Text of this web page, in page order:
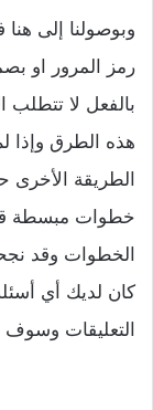
وبوصولنا إلى
رمز المرور او
بالفعل لا تتطلب
هذه الطرق وإذا
الطريقة الأخرى
خطوات مبسطة
الخطوات وقد
كان لديك أي
التعليقات